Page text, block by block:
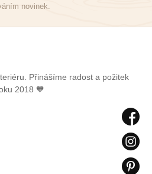
novinek.
Přinášíme radost a požitek
2018 🧡